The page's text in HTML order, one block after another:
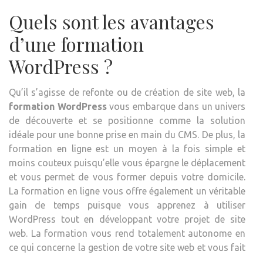
Quels sont les avantages
d’une formation
WordPress ?
Qu’il s’agisse de refonte ou de création de site web, la
formation WordPressvous embarque dans un univers
de découverte et se positionne comme la solution
idéale pour une bonne prise en main du CMS. De plus, la
formation en ligne est un moyen à la fois simple et
moins couteux puisqu’elle vous épargne le déplacement
et vous permet de vous former depuis votre domicile.
La formation en ligne vous offre également un véritable
gain de temps puisque vous apprenez à utiliser
WordPress tout en développant votre projet de site
web. La formation vous rend totalement autonome en
ce qui concerne la gestion de votre site web et vous fait